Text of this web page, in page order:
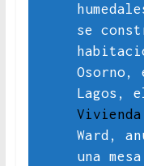
se
Osorno,
Lagos,
Vivienda
Ward,
una